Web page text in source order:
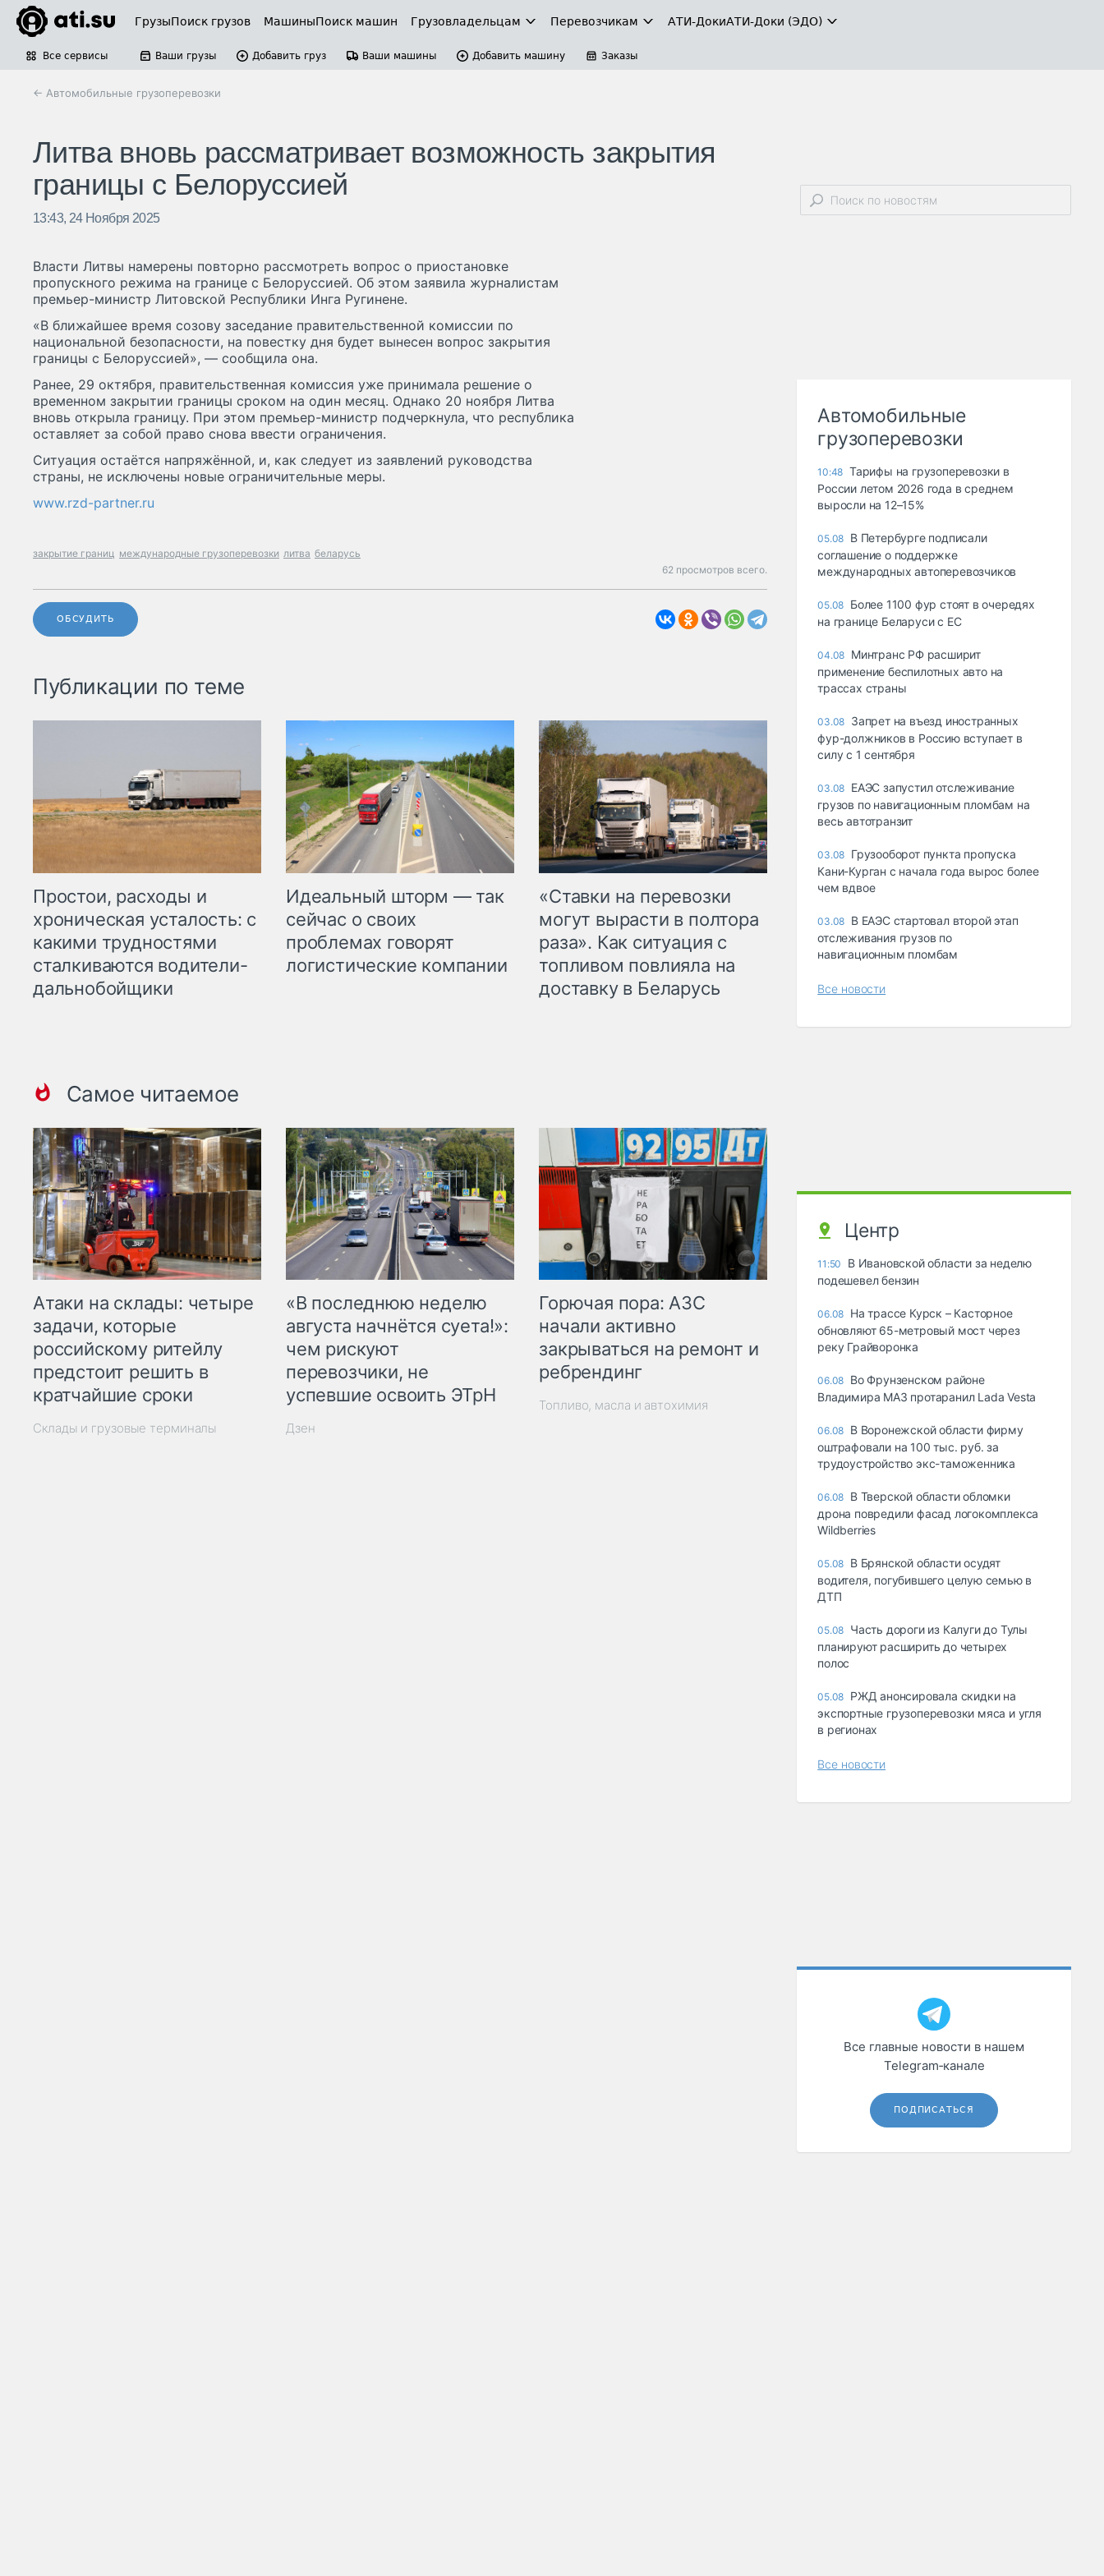
ГрузыПоиск грузов МашиныПоиск машин Грузовладельцам Перевозчикам АТИ-ДокиАТИ-Доки (ЭДО)
Все сервисы Ваши грузы Добавить груз Ваши машины Добавить машину Заказы
← Автомобильные грузоперевозки
Литва вновь рассматривает возможность закрытия
границы с Белоруссией
13:43, 24 Ноября 2025
Власти Литвы намерены повторно рассмотреть вопрос о приостановке
пропускного режима на границе с Белоруссией. Об этом заявила журналистам
премьер-министр Литовской Республики Инга Ругинене.
«В ближайшее время созову заседание правительственной комиссии по
национальной безопасности, на повестку дня будет вынесен вопрос закрытия
границы с Белоруссией», — сообщила она.
Ранее, 29 октября, правительственная комиссия уже принимала решение о
временном закрытии границы сроком на один месяц. Однако 20 ноября Литва
вновь открыла границу. При этом премьер-министр подчеркнула, что республика
оставляет за собой право снова ввести ограничения.
Ситуация остаётся напряжённой, и, как следует из заявлений руководства
страны, не исключены новые ограничительные меры.
www.rzd-partner.ru
закрытие границ международные грузоперевозки литва беларусь
62 просмотров всего.
ОБСУДИТЬ
Публикации по теме
Простои, расходы и
хроническая усталость: с
какими трудностями
сталкиваются водители-
дальнобойщики
Идеальный шторм — так
сейчас о своих
проблемах говорят
логистические компании
«Ставки на перевозки
могут вырасти в полтора
раза». Как ситуация с
топливом повлияла на
доставку в Беларусь
Самое читаемое
Атаки на склады: четыре
задачи, которые
российскому ритейлу
предстоит решить в
кратчайшие сроки
Склады и грузовые терминалы
«В последнюю неделю
августа начнётся суета!»:
чем рискуют
перевозчики, не
успевшие освоить ЭТрН
Дзен
Горючая пора: АЗС
начали активно
закрываться на ремонт и
ребрендинг
Топливо, масла и автохимия
Автомобильные
грузоперевозки
10:48 Тарифы на грузоперевозки в
России летом 2026 года в среднем
выросли на 12–15%
05.08 В Петербурге подписали
соглашение о поддержке
международных автоперевозчиков
05.08 Более 1100 фур стоят в очередях
на границе Беларуси с ЕС
04.08 Минтранс РФ расширит
применение беспилотных авто на
трассах страны
03.08 Запрет на въезд иностранных
фур-должников в Россию вступает в
силу с 1 сентября
03.08 ЕАЭС запустил отслеживание
грузов по навигационным пломбам на
весь автотранзит
03.08 Грузооборот пункта пропуска
Кани-Курган с начала года вырос более
чем вдвое
03.08 В ЕАЭС стартовал второй этап
отслеживания грузов по
навигационным пломбам
Все новости
Центр
11:50
В Ивановской области за неделю
подешевел бензин
06.08 На трассе Курск – Касторное
обновляют 65-метровый мост через
реку Грайворонка
06.08 Во Фрунзенском районе
Владимира МАЗ протаранил Lada Vesta
06.08 В Воронежской области фирму
оштрафовали на 100 тыс. руб. за
трудоустройство экс-таможенника
06.08 В Тверской области обломки
дрона повредили фасад логокомплекса
Wildberries
05.08 В Брянской области осудят
водителя, погубившего целую семью в
ДТП
05.08 Часть дороги из Калуги до Тулы
планируют расширить до четырех
полос
05.08 РЖД анонсировала скидки на
экспортные грузоперевозки мяса и угля
в регионах
Все новости
Все главные новости в нашем
Telegram‑канале
ПОДПИСАТЬСЯ